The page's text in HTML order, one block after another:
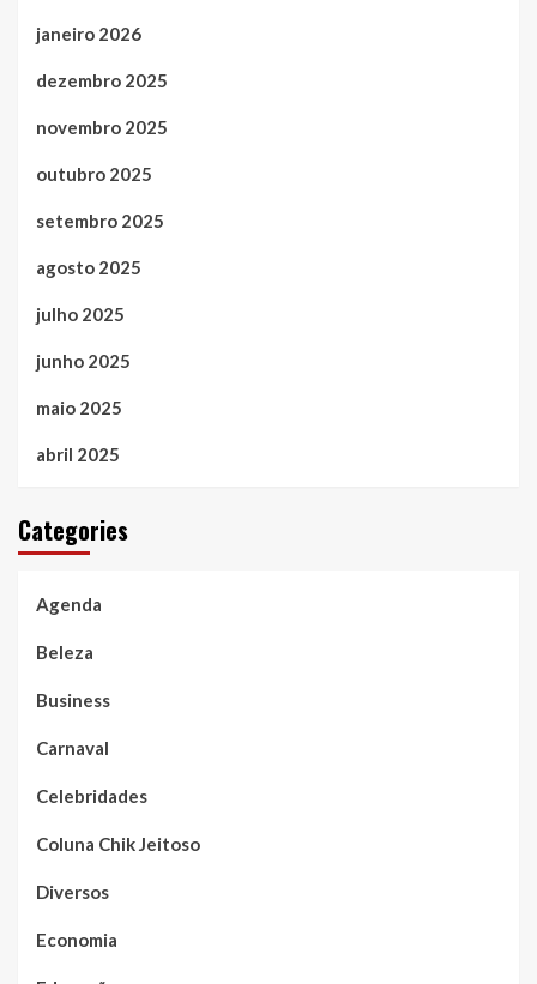
janeiro 2026
dezembro 2025
novembro 2025
outubro 2025
setembro 2025
agosto 2025
julho 2025
junho 2025
maio 2025
abril 2025
Categories
Agenda
Beleza
Business
Carnaval
Celebridades
Coluna Chik Jeitoso
Diversos
Economia